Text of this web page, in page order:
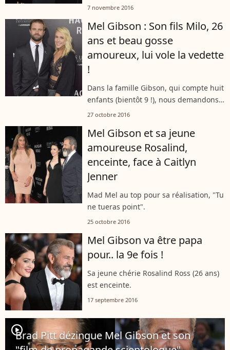
7 novembre 2016
Mel Gibson : Son fils Milo, 26
ans et beau gosse
amoureux, lui vole la vedette
!
Dans la famille Gibson, qui compte huit
enfants (bientôt 9 !), nous demandons
Milo.
27 octobre 2016
Mel Gibson et sa jeune
amoureuse Rosalind,
enceinte, face à Caitlyn
Jenner
Mad Mel au top pour sa réalisation, "Tu
ne tueras point".
25 octobre 2016
Mel Gibson va être papa
pour.. la 9e fois !
Sa jeune chérie Rosalind Ross (26 ans)
est enceinte.
17 septembre 2016
player2
Brad Pitt dézingue Mel Gibson et son